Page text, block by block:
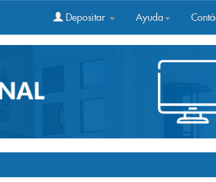
Depositar Ayuda